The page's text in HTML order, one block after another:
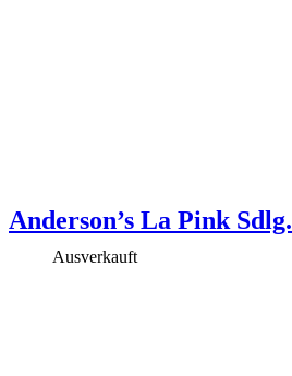
Anderson’s La Pink Sdlg.
Ausverkauft